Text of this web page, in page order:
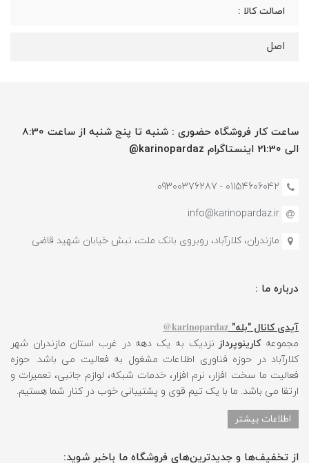
اصالت کالا :
اصل
ساعت کار فروشگاه حضوری : شنبه تا پنج شنبه از ساعت 8:30
الی 21:30 اینستاگرام karinopardaz@
01154606042 - 09300376287
info@karinopardaz.ir
مازندران، کلارآباد، روبروی بانک ملت، نبش خیابان شهید قاضی
درباره ما :
آیدی کانال "بله" karinopardaz@
مجموعهکارینوپرداز نزدیک به یک دهه در غرب استان مازندران شهر
کلارآباد در حوزه فناوری اطلاعات مشغول به فعالیت می باشد. حوزه
فعالیت ما سخت افزار، نرم افزار، خدمات شبکه، لوازم جانبی، تعمیرات و
ارتقا می باشد. ما با یک تیم قوی و پشتیبانی خوب در کنار شما هستیم.
اطلاعات بیشتر
از تخفیف‌ها و جدیدترین‌های فروشگاه ما باخبر شوید: